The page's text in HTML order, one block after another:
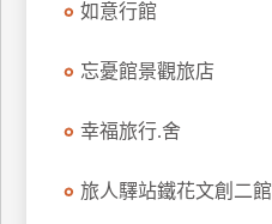
如意行館
忘憂館景觀旅店
幸福旅行.舍
旅人驛站鐵花文創二館